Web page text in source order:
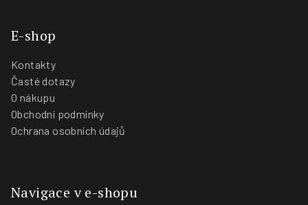
E-shop
Kontakty
Časté dotazy
O nákupu
Obchodní podmínky
Ochrana osobních údajů
Navigace v e-shopu